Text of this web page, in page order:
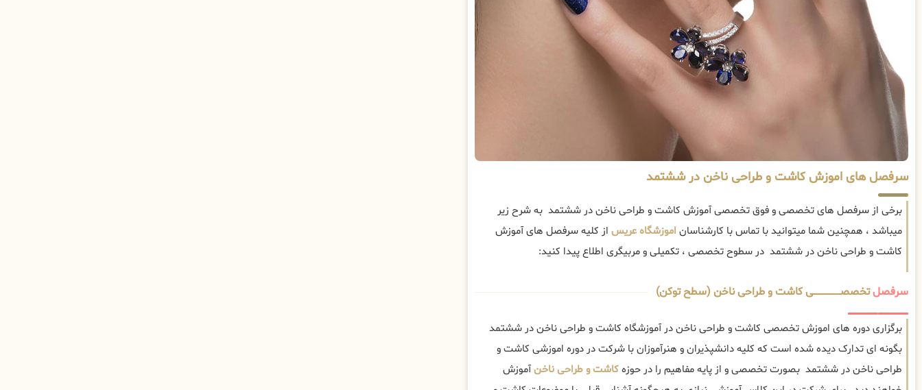
سرفصل های اموزش کاشت و طراحی ناخن در ششتمد
برخی از سرفصل های تخصصی و فوق تخصصی آموزش کاشت و طراحی ناخن در ششتمد به شرح زیر
میباشد ، همچنین شما میتوانید با تماس با کارشناسان اموزشگاه عریس از کلیه سرفصل های آموزش
کاشت و طراحی ناخن در ششتمد در سطوح تخصصی ، تکمیلی و مربیگری اطلاع پیدا کنید:
سرفصلتخصصــــــــــــــــــــی کاشت و طراحی ناخن (سطح توکن)
برگزاری دوره های اموزش تخصصی کاشت و طراحی ناخن در آموزشگاه کاشت و طراحی ناخن در ششتمد
بگونه ای تدارک دیده شده است که کلیه دانشپذیران و هنرآموزان با شرکت در دوره اموزشی کاشت و
طراحی ناخن در ششتمد بصورت تخصصی و از پایه مفاهیم را در حوزهکاشت و طراحی ناخنآموزش